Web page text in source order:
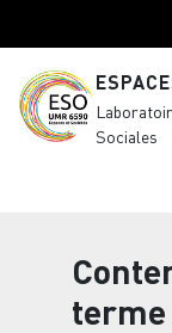
Sociales
terme